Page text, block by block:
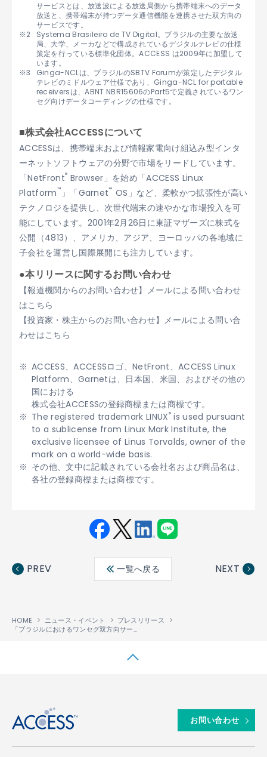
サービスとは、放送波による放送局側から携帯端末へのデータ
放送と、携帯端末が持つデータ通信機能を連携させた双方向の
サービスです。
Systema Brasileiro de TV Digital。ブラジルの主要な放送
局、大学、メーカなどで構成されているデジタルテレビの仕様
策定を行っている標準化団体。ACCESS は2009年に加盟して
います。
Ginga-NCLは、ブラジルのSBTV Forumが策定したデジタル
テレビのミドルウェア仕様であり、Ginga-NCL for portable
receiversは、ABNT NBR15606のPart5で定義されているワン
セグ向けデータコーディングの仕様です。
■株式会社ACCESSについて
ACCESSは、携帯端末および情報家電向け組込み型インタ
ーネットソフトウェアの分野で市場をリードしています。
「NetFront® Browser」を始め「ACCESS Linux
Platform™ 」「Garnet™ OS」など、柔軟かつ拡張性が高い
テクノロジを提供し、次世代端末の速やかな市場投入を可
能にしています。2001年2月26日に東証マザーズに株式を
公開（4813）、アメリカ、アジア、ヨーロッパの各地域に
子会社を運営し国際展開にも注力しています。
●本リリースに関するお問い合わせ
【報道機関からのお問い合わせ】メールによる問い合わせ
はこちら
【投資家・株主からのお問い合わせ】メールによる問い合
わせはこちら
ACCESS、ACCESSロゴ、NetFront、ACCESS Linux
Platform、Garnetは、日本国、米国、およびその他の
国における
株式会社ACCESSの登録商標または商標です。
The registered trademark LINUX®is used pursuant
to a sublicense from Linux Mark Institute, the
exclusive licensee of Linus Torvalds, owner of the
mark on a world-wide basis.
その他、文中に記載されている会社名および商品名は、
各社の登録商標または商標です。
ebo ter
edin
PREV 一覧へ戻る NEXT
HOME ニュース・イベント
プレスリリース
「ブラジルにおけるワンセグ双方向サービスモデル事業」の請負業務を受託
お問い合わせ